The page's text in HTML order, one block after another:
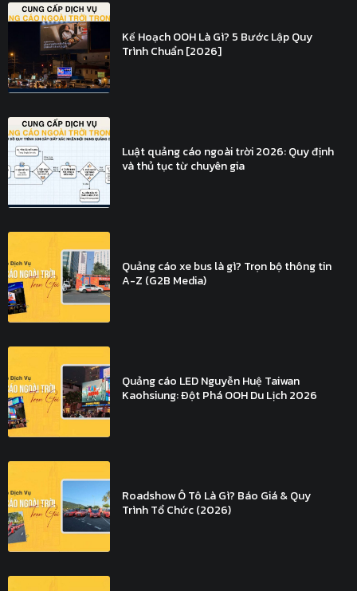
Kế Hoạch OOH Là Gì? 5 Bước Lập Quy
Trình Chuẩn [2026]
Luật quảng cáo ngoài trời 2026: Quy định
và thủ tục từ chuyên gia
Quảng cáo xe bus là gì? Trọn bộ thông tin
A-Z (G2B Media)
Quảng cáo LED Nguyễn Huệ Taiwan
Kaohsiung: Đột Phá OOH Du Lịch 2026
Roadshow Ô Tô Là Gì? Báo Giá & Quy
Trình Tổ Chức (2026)